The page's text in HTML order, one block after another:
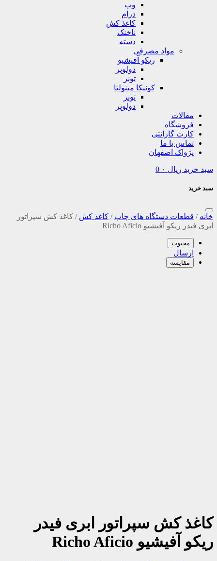
وب
درام
کاغذ کش
ناخنک
دسته
مواد مصرفی
ریکو آفیشیو
دولوپر
تونر
کونیکا مینولتا
تونر
دولوپر
مقالات
فروشگاه
کارت گارانتی
تماس با ما
پژواک اصفهان
سبد خرید ریال 0
سبد خرید
خانه / قطعات دستگاه های چاپ / کاغذ کش / کاغذ کش سپراتور
ابری فیدر ریکو آفیشیو Richo Aficio
محبوب
ارسال
مقایسه
کاغذ کش سپراتور ابری فیدر
ریکو آفیشیو Richo Aficio